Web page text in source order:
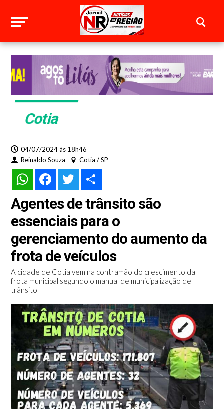
Cotia
04/07/2024 às 18h46
Reinaldo Souza
Cotia / SP
WhatsAppFacebookTwitter
Agentes de trânsito são
essenciais para o
gerenciamento do aumento da
frota de veículos
A cidade de Cotia vem na contramão do crescimento da
frota municipal segundo o manual de municipalização de
trânsito